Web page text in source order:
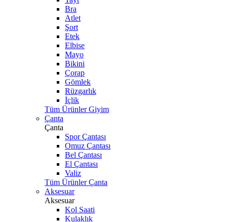
Bra
Atlet
Şort
Etek
Elbise
Mayo
Bikini
Çorap
Gömlek
Rüzgarlık
İçlik
Tüm Ürünler Giyim
Çanta
Çanta
Spor Çantası
Omuz Çantası
Bel Çantası
El Çantası
Valiz
Tüm Ürünler Çanta
Aksesuar
Aksesuar
Kol Saati
Kulaklık